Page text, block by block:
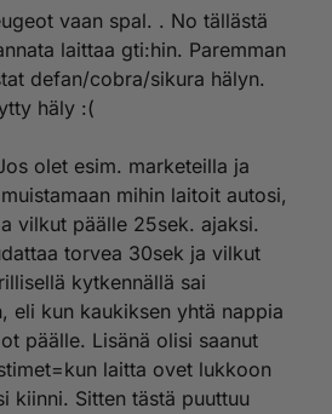
sinulla on se.
alkuperäinen joka maksoi 800
mitä ovat nämä paniikki ja
vaan spal. . No tällästä
laittaa gti:hin. Paremman
defan/cobra/sikura hälyn.
häly :(
olet esim. marketeilla ja
mihin laitoit autosi,
vilkut päälle 25sek. ajaksi.
torvea 30sek ja vilkut
kytkennällä sai
eli kun kaukiksen yhtä nappia
päälle. Lisänä olisi saanut
laitta ovet lukkoon
kiinni. Sitten tästä puuttuu